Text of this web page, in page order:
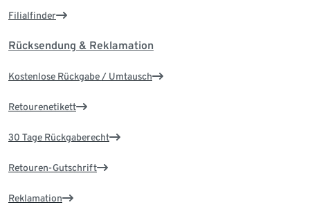
Filialfinder
Rücksendung & Reklamation
Kostenlose Rückgabe / Umtausch
Retourenetikett
30 Tage Rückgaberecht
Retouren-Gutschrift
Reklamation